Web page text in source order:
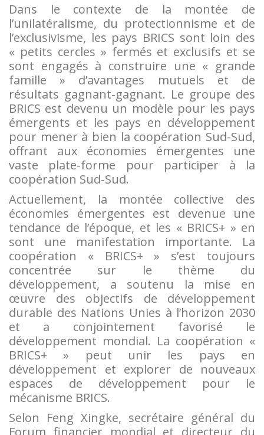
Dans le contexte de la montée de
l’unilatéralisme, du protectionnisme et de
l’exclusivisme, les pays BRICS sont loin des
« petits cercles » fermés et exclusifs et se
sont engagés à construire une « grande
famille » d’avantages mutuels et de
résultats gagnant-gagnant. Le groupe des
BRICS est devenu un modèle pour les pays
émergents et les pays en développement
pour mener à bien la coopération Sud-Sud,
offrant aux économies émergentes une
vaste plate-forme pour participer à la
coopération Sud-Sud.
Actuellement, la montée collective des
économies émergentes est devenue une
tendance de l’époque, et les « BRICS+ » en
sont une manifestation importante. La
coopération « BRICS+ » s’est toujours
concentrée sur le thème du
développement, a soutenu la mise en
œuvre des objectifs de développement
durable des Nations Unies à l’horizon 2030
et a conjointement favorisé le
développement mondial. La coopération «
BRICS+ » peut unir les pays en
développement et explorer de nouveaux
espaces de développement pour le
mécanisme BRICS.
Selon Feng Xingke, secrétaire général du
Forum financier mondial et directeur du